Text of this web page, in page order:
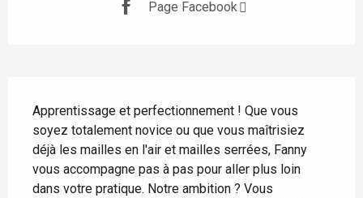
Page Facebook
Apprentissage et perfectionnement ! Que vous
soyez totalement novice ou que vous maîtrisiez
déjà les mailles en l'air et mailles serrées, Fanny
vous accompagne pas à pas pour aller plus loin
dans votre pratique. Notre ambition ? Vous